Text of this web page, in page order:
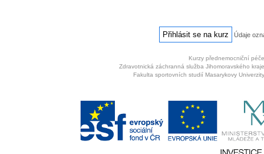
Údaje
Kurzy přednemocniční péče
Zdravotnická záchranná služba Jihomoravského kraje
Fakulta sportovních studií Masarykovy Univerzity